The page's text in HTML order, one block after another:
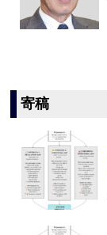
寄稿